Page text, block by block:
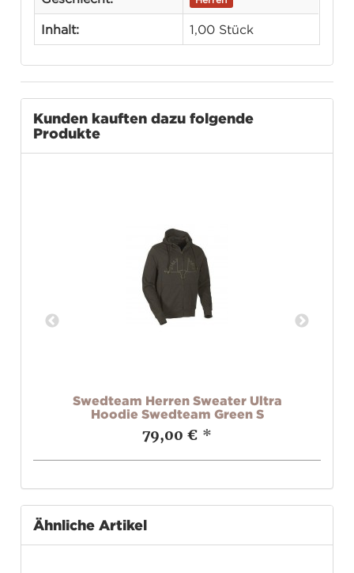
Inhalt: 1,00 Stück
Kunden kauften dazu folgende
Produkte
Swedteam Herren Sweater Ultra
Hoodie Swedteam Green S
79,00 € *
Ähnliche Artikel